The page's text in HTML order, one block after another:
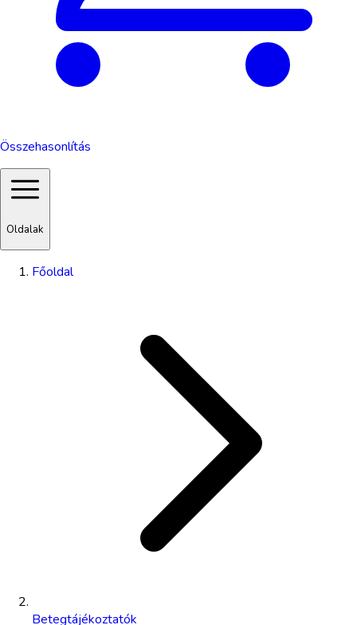
Összehasonlítás
Oldalak
Főoldal
Betegtájékoztatók